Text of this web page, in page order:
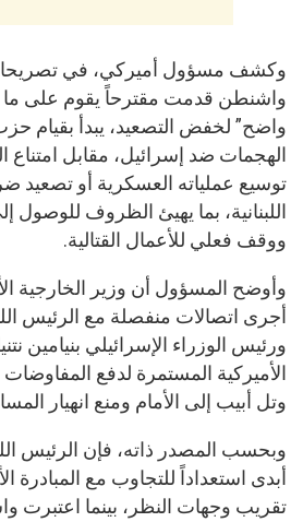
وكشف مسؤول أميركي، في تصريحات
واشنطن قدمت مقترحاً يقوم على
واضح” لخفض التصعيد، يبدأ بقيام
الهجمات ضد إسرائيل، مقابل
توسيع عملياته العسكرية أو تصعيد
اللبنانية، بما يهيئ الظروف للوصول
ووقف فعلي للأعمال القتالية.
وأوضح المسؤول أن وزير الخارجية
أجرى اتصالات منفصلة مع الرئيس
ورئيس الوزراء الإسرائيلي بنيامين
الأميركية المستمرة لدفع
وتل أبيب إلى الأمام ومنع انهيار
وبحسب المصدر ذاته، فإن الرئيس
أبدى استعداداً للتجاوب مع المبادرة
تقريب وجهات النظر، بينما اعتبرت